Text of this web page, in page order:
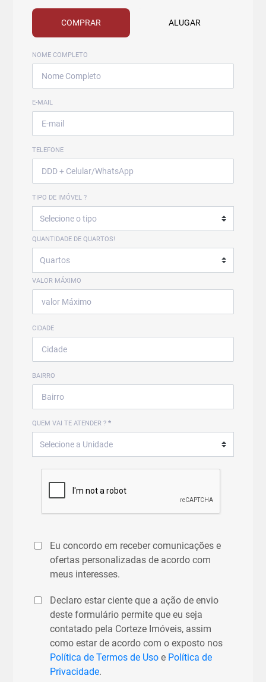
COMPRAR ALUGAR
NOME COMPLETO
E-MAIL
TELEFONE
TIPO DE IMÓVEL ?
QUANTIDADE DE QUARTOS!
VALOR MÁXIMO
CIDADE
BAIRRO
QUEM VAI TE ATENDER ?*
Eu concordo em receber comunicações e
ofertas personalizadas de acordo com
meus interesses.
Declaro estar ciente que a ação de envio
deste formulário permite que eu seja
contatado pela Corteze Imóveis, assim
como estar de acordo com o exposto nos
Política de Termos de Uso e Política de
Privacidade.